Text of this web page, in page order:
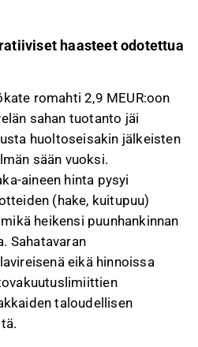
haasteet odotettua
romahti 2,9 MEUR:oon
sahan tuotanto jäi
huoltoseisakin jälkeisten
sään vuoksi.
aineen hinta pysyi
(hake, kuitupuu)
heikensi puunhankinnan
Sahatavaran
eikä hinnoissa
taloudellisen